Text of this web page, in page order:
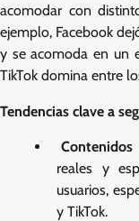
acomodar con
ejemplo, Facebook
y se acomoda en un
TikTok domina entre
Tendencias clave a
reales y
usuarios,
y TikTok.